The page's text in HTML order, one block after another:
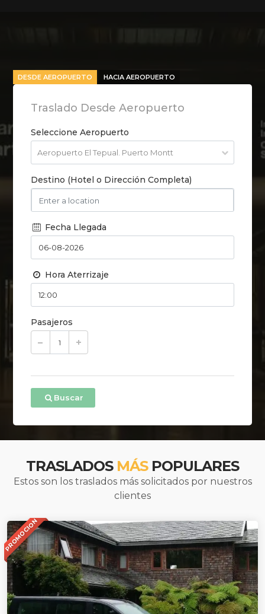
DESDE AEROPUERTO HACIA AEROPUERTO
Traslado Desde Aeropuerto
Seleccione Aeropuerto
Destino (Hotel o Dirección Completa)
Fecha Llegada
Hora Aterrizaje
Pasajeros
Buscar
TRASLADOS MÁSPOPULARES
Estos son los traslados más solicitados por nuestros
clientes
PROMOCION